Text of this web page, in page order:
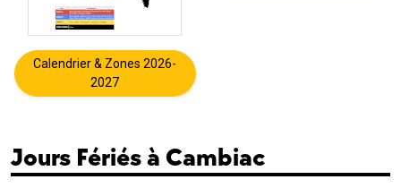
Calendrier & Zones 2026-
2027
Jours Fériés à Cambiac